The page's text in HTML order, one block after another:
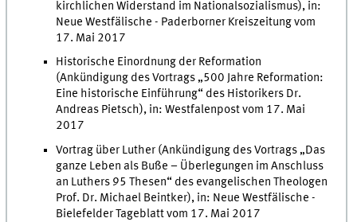
kirchlichen Widerstand im Nationalsozialismus), in:
Neue Westfälische - Paderborner Kreiszeitung vom
17. Mai 2017
Historische Einordnung der Reformation
(Ankündigung des Vortrags „500 Jahre Reformation:
Eine historische Einführung“ des Historikers Dr.
Andreas Pietsch), in: Westfalenpost vom 17. Mai
2017
Vortrag über Luther (Ankündigung des Vortrags „Das
ganze Leben als Buße – Überlegungen im Anschluss
an Luthers 95 Thesen“ des evangelischen Theologen
Prof. Dr. Michael Beintker), in: Neue Westfälische -
Bielefelder Tageblatt vom 17. Mai 2017